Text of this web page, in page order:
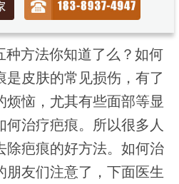
种方法你知道了么？如何
是皮肤的常见损伤，有了
烦恼，尤其有些面部等显
何治疗疤痕。所以很多人
除疤痕的好方法。如何治
朋友们注意了，下面医生